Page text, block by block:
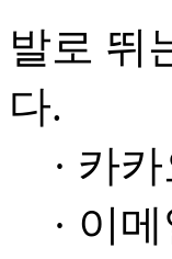
발로 뛰
다.
· 카
· 이